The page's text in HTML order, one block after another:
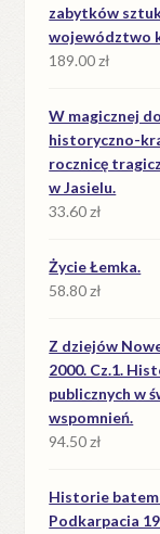
zabytków
województwo
189.00zł
W magicznej
historyczno-
rocznicę
w Jasielu.
33.60zł
Życie Łemka.
58.80zł
Z dziejów
2000. Cz.1.
publicznych w
wspomnień.
94.50zł
Historie batem
Podkarpacia